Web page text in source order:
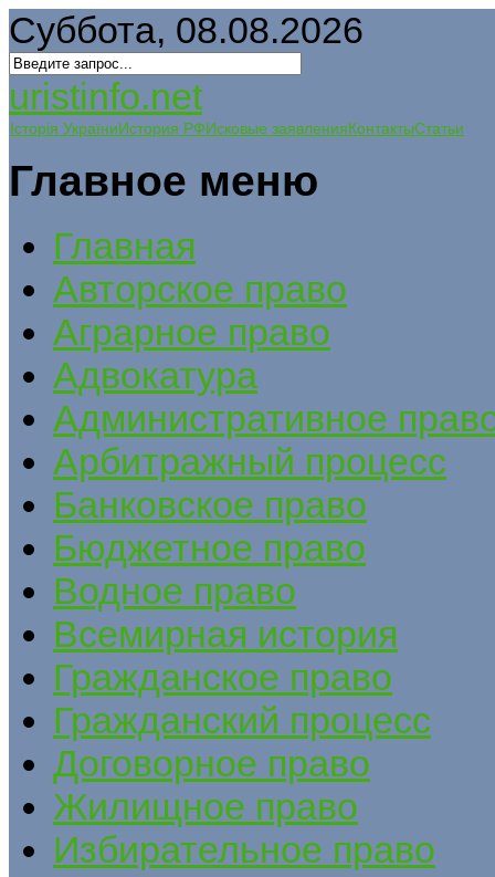
Суббота, 08.08.2026
uristinfo.net
Історія УкраїниИстория РФИсковые заявленияКонтактыСтатьи
Главное меню
Главная
Авторское право
Аграрное право
Адвокатура
Административное
Арбитражный процесс
Банковское право
Бюджетное право
Водное право
Всемирная история
Гражданское право
Гражданский процесс
Договорное право
Жилищное право
Избирательное право